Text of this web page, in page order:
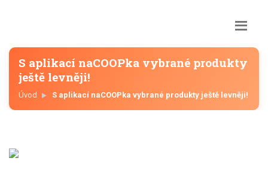
S aplikací naCOOPka vybrané produkty
ještě levněji!
Úvod S aplikací naCOOPka vybrané produkty ještě levněji!